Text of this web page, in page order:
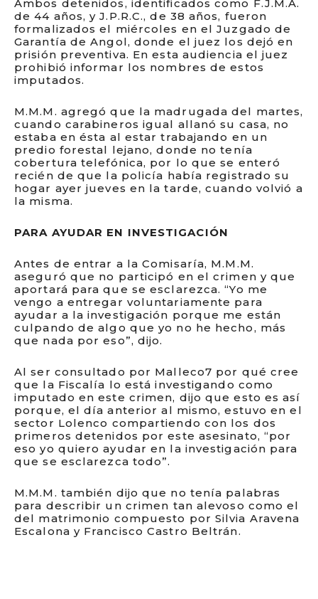
Ambos detenidos, identificados como F.J.M.A.
de 44 años, y J.P.R.C., de 38 años, fueron
formalizados el miércoles en el Juzgado de
Garantía de Angol, donde el juez los dejó en
prisión preventiva. En esta audiencia el juez
prohibió informar los nombres de estos
imputados.
M.M.M. agregó que la madrugada del martes,
cuando carabineros igual allanó su casa, no
estaba en ésta al estar trabajando en un
predio forestal lejano, donde no tenía
cobertura telefónica, por lo que se enteró
recién de que la policía había registrado su
hogar ayer jueves en la tarde, cuando volvió a
la misma.
PARA AYUDAR EN INVESTIGACIÓN
Antes de entrar a la Comisaría, M.M.M.
aseguró que no participó en el crimen y que
aportará para que se esclarezca. “Yo me
vengo a entregar voluntariamente para
ayudar a la investigación porque me están
culpando de algo que yo no he hecho, más
que nada por eso”, dijo.
Al ser consultado por Malleco7 por qué cree
que la Fiscalía lo está investigando como
imputado en este crimen, dijo que esto es así
porque, el día anterior al mismo, estuvo en el
sector Lolenco compartiendo con los dos
primeros detenidos por este asesinato, “por
eso yo quiero ayudar en la investigación para
que se esclarezca todo”.
M.M.M. también dijo que no tenía palabras
para describir un crimen tan alevoso como el
del matrimonio compuesto por Silvia Aravena
Escalona y Francisco Castro Beltrán.